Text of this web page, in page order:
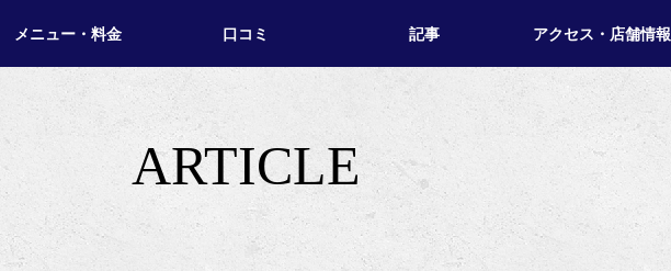
メニュー・料金 口コミ 記事 アクセス・店舗情報
ARTICLE